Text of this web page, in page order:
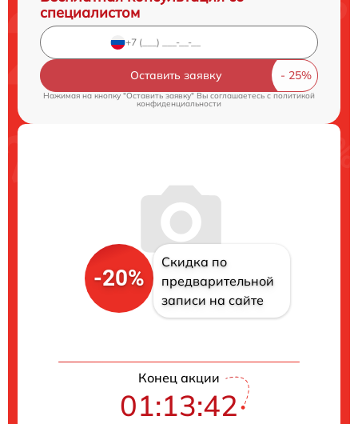
специалистом
Оставить заявку
Нажимая на кнопку "Оставить заявку" Вы соглашаетесь cполитикой
конфиденциальности
-20%
Скидка по
предварительной
записи на сайте
Конец акции
01:13:41